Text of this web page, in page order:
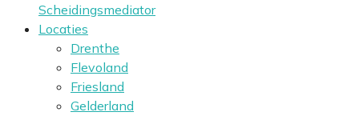
Scheidingsmediator
Locaties
Drenthe
Flevoland
Friesland
Gelderland